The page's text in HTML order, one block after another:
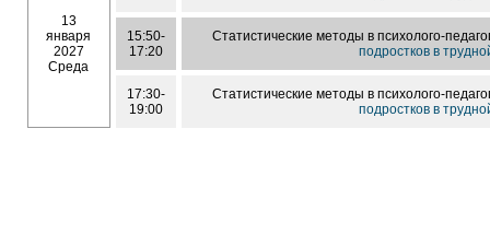
13
января
2027
Среда
15:50-
17:20
Статистические методы в психолого-
подростков в
17:30-
19:00
Статистические методы в психолого-
подростков в